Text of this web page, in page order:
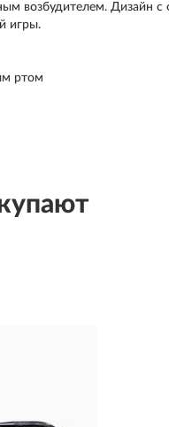
возбудителем. Дизайн
игры.
ртом